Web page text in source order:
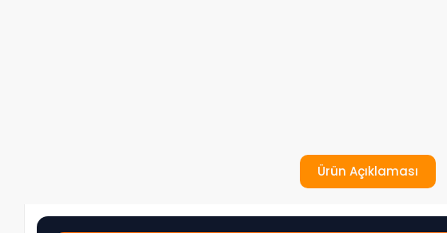
Ürün Açıklaması